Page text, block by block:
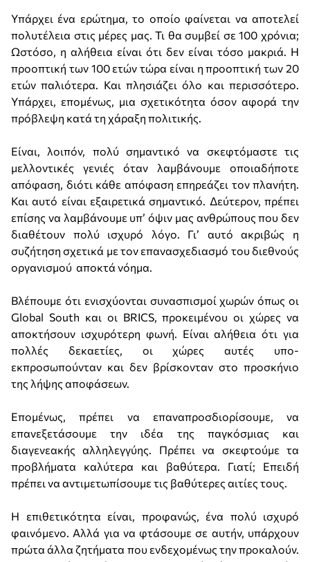
Υπάρχει ένα ερώτημα, το οποίο φαίνεται να αποτελεί
πολυτέλεια στις μέρες μας. Τι θα συμβεί σε 100 χρόνια;
Ωστόσο, η αλήθεια είναι ότι δεν είναι τόσο μακριά. Η
προοπτική των 100 ετών τώρα είναι η προοπτική των 20
ετών παλιότερα. Και πλησιάζει όλο και περισσότερο.
Υπάρχει, επομένως, μια σχετικότητα όσον αφορά την
πρόβλεψη κατά τη χάραξη πολιτικής.
Είναι, λοιπόν, πολύ σημαντικό να σκεφτόμαστε τις
μελλοντικές γενιές όταν λαμβάνουμε οποιαδήποτε
απόφαση, διότι κάθε απόφαση επηρεάζει τον πλανήτη.
Και αυτό είναι εξαιρετικά σημαντικό. Δεύτερον, πρέπει
επίσης να λαμβάνουμε υπ’ όψιν μας ανθρώπους που δεν
διαθέτουν πολύ ισχυρό λόγο. Γι’ αυτό ακριβώς η
συζήτηση σχετικά με τον επανασχεδιασμό του διεθνούς
οργανισμού αποκτά νόημα.
Βλέπουμε ότι ενισχύονται συνασπισμοί χωρών όπως οι
Global South και οι BRICS, προκειμένου οι χώρες να
αποκτήσουν ισχυρότερη φωνή. Είναι αλήθεια ότι για
πολλές δεκαετίες, οι χώρες αυτές υπο-
εκπροσωπούνταν και δεν βρίσκονταν στο προσκήνιο
της λήψης αποφάσεων.
Επομένως, πρέπει να επαναπροσδιορίσουμε, να
επανεξετάσουμε την ιδέα της παγκόσμιας και
διαγενεακής αλληλεγγύης. Πρέπει να σκεφτούμε τα
προβλήματα καλύτερα και βαθύτερα. Γιατί; Επειδή
πρέπει να αντιμετωπίσουμε τις βαθύτερες αιτίες τους.
Η επιθετικότητα είναι, προφανώς, ένα πολύ ισχυρό
φαινόμενο. Αλλά για να φτάσουμε σε αυτήν, υπάρχουν
πρώτα άλλα ζητήματα που ενδεχομένως την προκαλούν.